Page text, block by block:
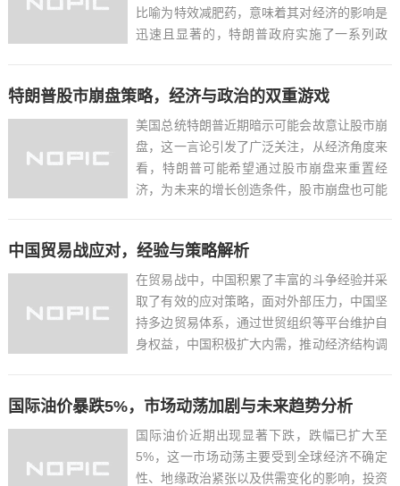
比喻为特效减肥药，意味着其对经济的影响是
迅速且显著的，特朗普政府实施了一系列政
表现，这种快速的“减肥”效果也伴随着副作
用，如财政赤字增加、贸易...
特朗普股市崩盘策略，经济与政治的双重游戏
美国总统特朗普近期暗示可能会故意让股市崩
盘，这一言论引发了广泛关注，从经济角度来
看，特朗普可能希望通过股市崩盘来重置经
济，为未来的增长创造条件，股市崩盘也可能
略，旨在通过经济手段来实现政治目标，特朗
普暗示让股市崩盘，背后既...
中国贸易战应对，经验与策略解析
在贸易战中，中国积累了丰富的斗争经验并采
取了有效的应对策略，面对外部压力，中国坚
持多边贸易体系，通过世贸组织等平台维护自
身权益，中国积极扩大内需，推动经济结构调
易战的影响，在科技创新方面，中国加大研发
投入，推动产业升级，...
国际油价暴跌5%，市场动荡加剧与未来趋势分析
国际油价近期出现显著下跌，跌幅已扩大至
5%，这一市场动荡主要受到全球经济不确定
性、地缘政治紧张以及供需变化的影响，投资